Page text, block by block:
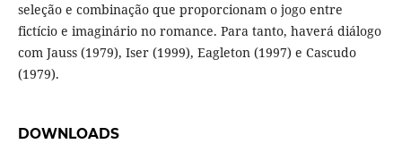
seleção e combinação que proporcionam o jogo entre
fictício e imaginário no romance. Para tanto, haverá diálogo
com Jauss (1979), Iser (1999), Eagleton (1997) e Cascudo
(1979).
DOWNLOADS